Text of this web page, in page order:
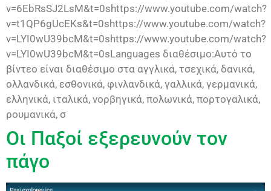
v=6EbRsSJ2LsM&t=0shttps://www.youtube.com/watch?
v=t1QP6gUcEKs&t=0shttps://www.youtube.com/watch?
v=LYI0wU39bcM&t=0shttps://www.youtube.com/watch?
v=LYI0wU39bcM&t=0sLanguages διαθέσιμο:Αυτό το
βίντεο είναι διαθέσιμο στα αγγλικά, τσεχικά, δανικά,
ολλανδικά, εσθονικά, φινλανδικά, γαλλικά, γερμανικά,
ελληνικά, ιταλικά, νορβηγικά, πολωνικά, πορτογαλικά,
ρουμανικά, σ
Οι Παξοί εξερευνούν τον
πάγο